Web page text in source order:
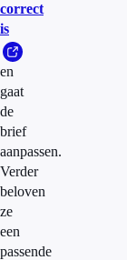
correct
is
en
gaat
de
brief
aanpassen.
Verder
beloven
ze
een
passende